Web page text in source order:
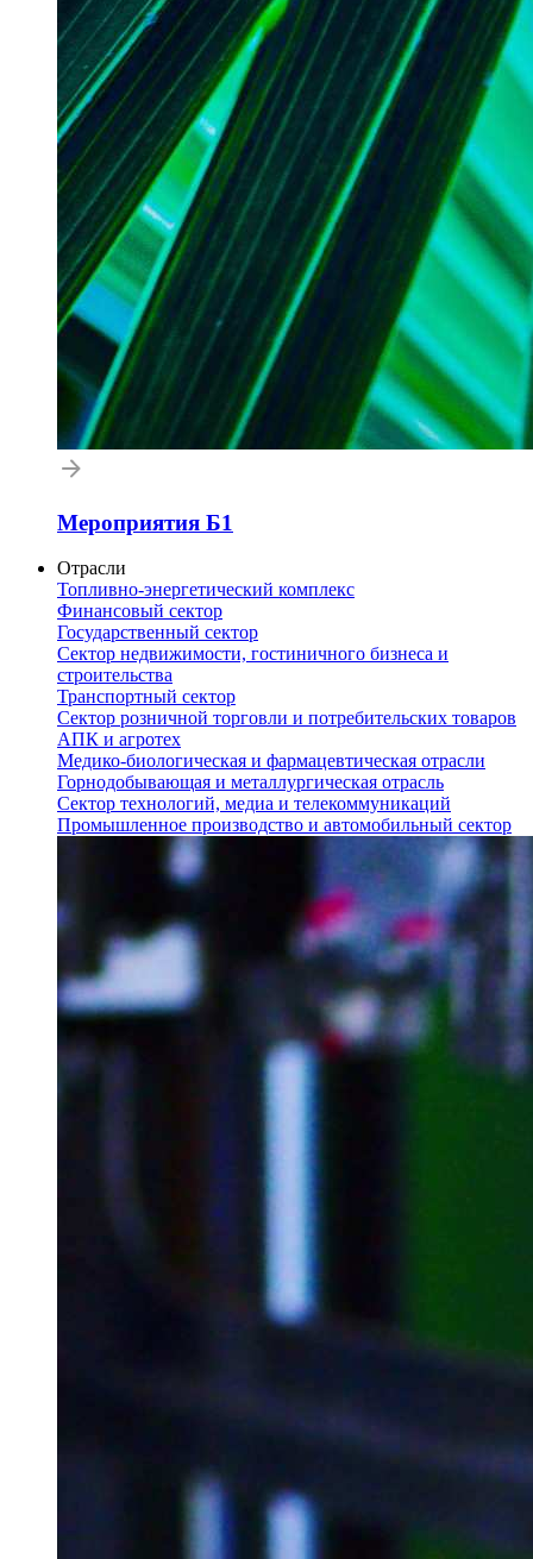
Мероприятия Б1
Отрасли
Топливно-энергетический комплекс
Финансовый сектор
Государственный сектор
Сектор недвижимости, гостиничного бизнеса и
строительства
Транспортный сектор
Сектор розничной торговли и потребительских товаров
АПК и агротех
Медико-биологическая и фармацевтическая отрасли
Горнодобывающая и металлургическая отрасль
Сектор технологий, медиа и телекоммуникаций
Промышленное производство и автомобильный сектор